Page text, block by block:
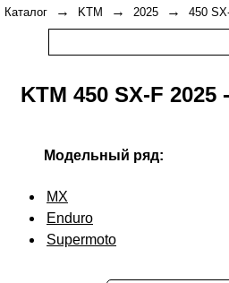
Каталог → KTM → 2025 → 450
KTM 450 SX-F 2025
Модельный ряд:
MX
Enduro
Supermoto